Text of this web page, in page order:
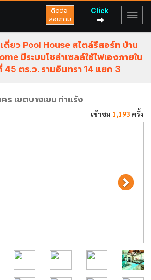
Click
ติดต่อ
สอบถาม
ดี่ยว Pool House สไตล์รีสอร์ท บ้าน
มีระบบโซล่าเซลล์ใช้ไฟเองภายใน
45 ตร.ว. รามอินทรา 14 แยก 3
ร เขตบางเขน ท่าแร้ง
เข้าชม 1,193 ครั้ง